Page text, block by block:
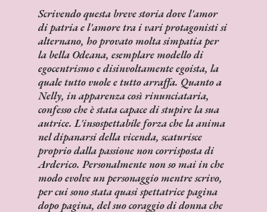
Scrivendo questa breve storia dove l'amor
di patria e l'amore tra i vari protagonisti si
alternano, ho provato molta simpatia per
la bella Odeana, esemplare modello di
egocentrismo e disinvoltamente egoista, la
quale tutto vuole e tutto arraffa. Quanto a
Nelly, in apparenza così rinunciataria,
confesso che è stata capace di stupire la sua
autrice. L'insospettabile forza che la anima
nel dipanarsi della vicenda, scaturisce
proprio dalla passione non corrisposta di
Arderico. Personalmente non so mai in che
modo evolve un personaggio mentre scrivo,
per cui sono stata quasi spettatrice pagina
dopo pagina, del suo coraggio di donna che